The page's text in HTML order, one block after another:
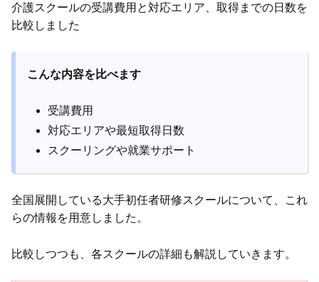
介護スクールの受講費用と対応エリア、取得までの日数を
比較しました
こんな内容を比べます
受講費用
対応エリアや最短取得日数
スクーリングや就業サポート
全国展開している大手初任者研修スクールについて、これ
らの情報を用意しました。
比較しつつも、各スクールの詳細も解説していきます。